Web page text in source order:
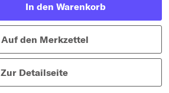
In den Warenkorb
Auf den Merkzettel
Zur Detailseite